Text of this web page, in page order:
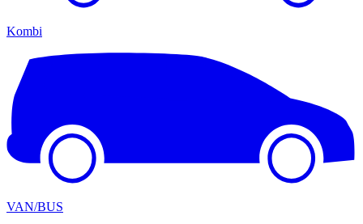
Kombi
VAN/BUS